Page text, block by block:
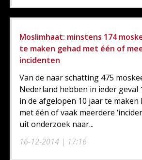
Moslimhaat: minstens 174
te maken gehad met één of
incidenten
16-12-2014 | 17:16
Van de naar schatting 475
Nederland hebben in ieder geval
in de afgelopen 10 jaar te maken
met één of vaak meerdere
uit onderzoek naar...